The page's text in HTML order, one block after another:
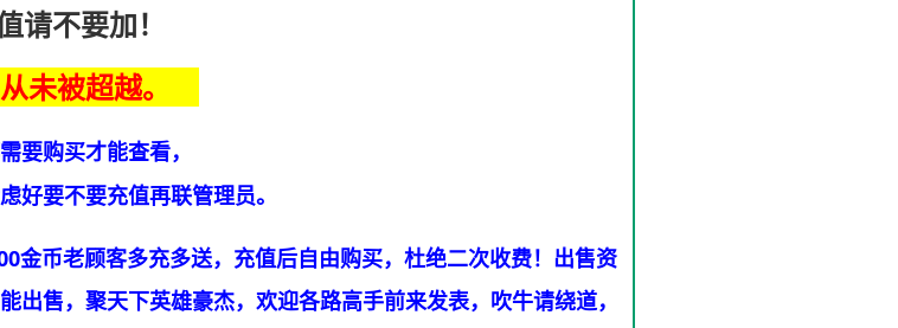
请不要加！
未被超越。
要购买才能查看，
好要不要充值再联管理员。
金币老顾客多充多送，充值后自由购买，杜绝二次收费！出售资
出售，聚天下英雄豪杰，欢迎各路高手前来发表，吹牛请绕道，